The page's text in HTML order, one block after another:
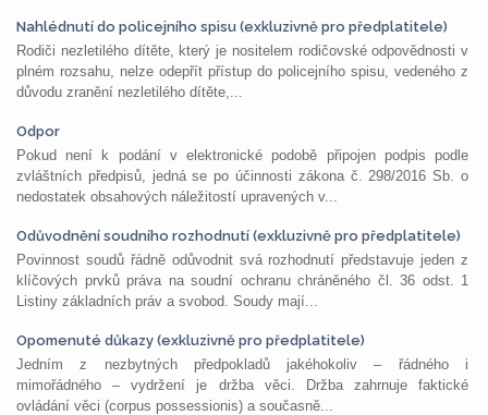
Nahlédnutí do policejního spisu (exkluzivně pro předplatitele)
Rodiči nezletilého dítěte, který je nositelem rodičovské odpovědnosti v
plném rozsahu, nelze odepřít přístup do policejního spisu, vedeného z
důvodu zranění nezletilého dítěte,...
Odpor
Pokud není k podání v elektronické podobě připojen podpis podle
zvláštních předpisů, jedná se po účinnosti zákona č. 298/2016 Sb. o
nedostatek obsahových náležitostí upravených v...
Odůvodnění soudního rozhodnutí (exkluzivně pro předplatitele)
Povinnost soudů řádně odůvodnit svá rozhodnutí představuje jeden z
klíčových prvků práva na soudní ochranu chráněného čl. 36 odst. 1
Listiny základních práv a svobod. Soudy mají...
Opomenuté důkazy (exkluzivně pro předplatitele)
Jedním z nezbytných předpokladů jakéhokoliv – řádného i
mimořádného – vydržení je držba věci. Držba zahrnuje faktické
ovládání věci (corpus possessionis) a současně...